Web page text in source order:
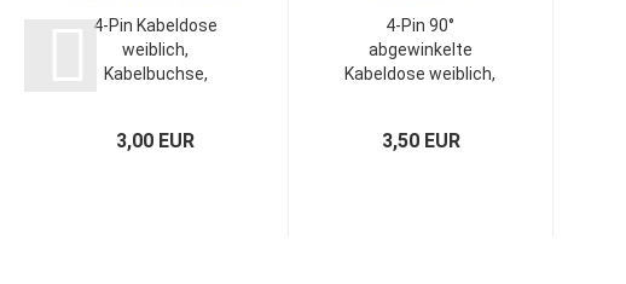
4-Pin Kabeldose
weiblich,
Kabelbuchse,
3,00 EUR
4-Pin 90°
abgewinkelte
Kabeldose weiblich,
3,50 EUR